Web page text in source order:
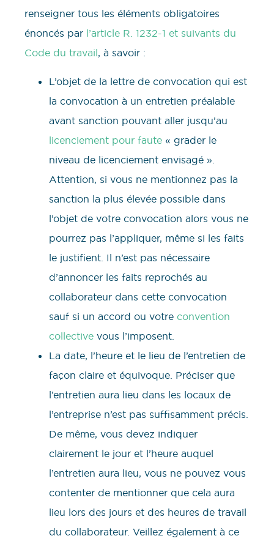
renseigner tous les éléments obligatoires
énoncés par l’article R. 1232-1 et suivants du
Code du travail, à savoir :
L’objet de la lettre de convocation qui est
la convocation à un entretien préalable
avant sanction pouvant aller jusqu’au
licenciement pour faute « grader le
niveau de licenciement envisagé ».
Attention, si vous ne mentionnez pas la
sanction la plus élevée possible dans
l’objet de votre convocation alors vous ne
pourrez pas l’appliquer, même si les faits
le justifient. Il n’est pas nécessaire
d’annoncer les faits reprochés au
collaborateur dans cette convocation
sauf si un accord ou votre convention
collective vous l’imposent.
La date, l’heure et le lieu de l’entretien de
façon claire et équivoque. Préciser que
l’entretien aura lieu dans les locaux de
l’entreprise n’est pas suffisamment précis.
De même, vous devez indiquer
clairement le jour et l’heure auquel
l’entretien aura lieu, vous ne pouvez vous
contenter de mentionner que cela aura
lieu lors des jours et des heures de travail
du collaborateur. Veillez également à ce